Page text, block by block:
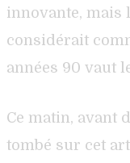
innovante, mais
considérait
années 90 vaut
Ce matin, avant
tombé sur cet